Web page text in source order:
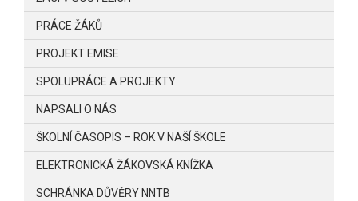
PRÁCE ŽÁKŮ
PROJEKT EMISE
SPOLUPRÁCE A PROJEKTY
NAPSALI O NÁS
ŠKOLNÍ ČASOPIS – ROK V NAŠÍ ŠKOLE
ELEKTRONICKÁ ŽÁKOVSKÁ KNÍŽKA
SCHRÁNKA DŮVĚRY NNTB